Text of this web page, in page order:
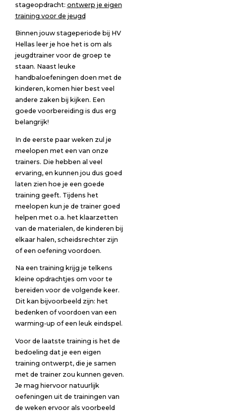
stageopdracht: ontwerp je eigen
training voor de jeugd
Binnen jouw stageperiode bij HV
Hellas leer je hoe het is om als
jeugdtrainer voor de groep te
staan. Naast leuke
handbaloefeningen doen met de
kinderen, komen hier best veel
andere zaken bij kijken. Een
goede voorbereiding is dus erg
belangrijk!
In de eerste paar weken zul je
meelopen met een van onze
trainers. Die hebben al veel
ervaring, en kunnen jou dus goed
laten zien hoe je een goede
training geeft. Tijdens het
meelopen kun je de trainer goed
helpen met o.a. het klaarzetten
van de materialen, de kinderen bij
elkaar halen, scheidsrechter zijn
of een oefening voordoen.
Na een training krijg je telkens
kleine opdrachtjes om voor te
bereiden voor de volgende keer.
Dit kan bijvoorbeeld zijn: het
bedenken of voordoen van een
warming-up of een leuk eindspel.
Voor de laatste training is het de
bedoeling dat je een eigen
training ontwerpt, die je samen
met de trainer zou kunnen geven.
Je mag hiervoor natuurlijk
oefeningen uit de trainingen van
de weken ervoor als voorbeeld